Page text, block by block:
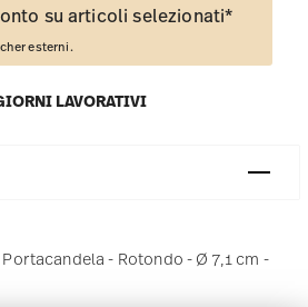
su articoli selezionati*
esterni.
LAVORATIVI
- Rotondo - Ø 7,1 cm -